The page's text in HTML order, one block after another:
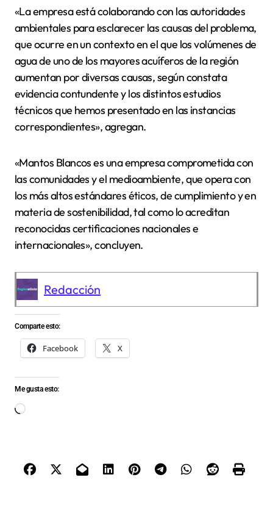
«La empresa está colaborando con las autoridades
ambientales para esclarecer las causas del problema,
que ocurre en un contexto en el que los volúmenes de
agua de uno de los mayores acuíferos de la región
aumentan por diversas causas, según constata
evidencia contundente y los distintos estudios
técnicos que hemos presentado en las instancias
correspondientes», agregan.
«Mantos Blancos es una empresa comprometida con
las comunidades y el medioambiente, que opera con
los más altos estándares éticos, de cumplimiento y en
materia de sostenibilidad, tal como lo acreditan
reconocidas certificaciones nacionales e
internacionales», concluyen.
Redacción
Comparte esto:
Facebook X
Me gusta esto:
Cargando...